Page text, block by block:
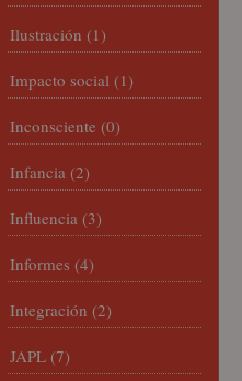
Ilustración (1)
Impacto social (1)
Inconsciente (0)
Infancia (2)
Influencia (3)
Informes (4)
Integración (2)
JAPL (7)